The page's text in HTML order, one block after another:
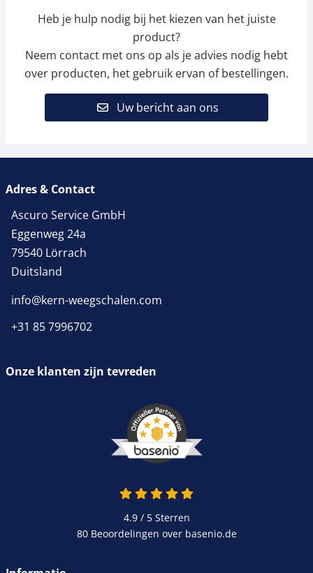
Heb je hulp nodig bij het kiezen van het juiste
product?
Neem contact met ons op als je advies nodig hebt
over producten, het gebruik ervan of bestellingen.
Uw bericht aan ons
Adres & Contact
Ascuro Service GmbH
Eggenweg 24a
79540 Lörrach
Duitsland
info@kern-weegschalen.com
+31 85 7996702
Onze klanten zijn tevreden
4.9 / 5Sterren
80 Beoordelingen over basenio.de